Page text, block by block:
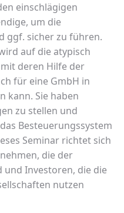
einschlägigen
um die
ggf. sicher zu führen.
auf die atypisch
deren Hilfe der
für eine GmbH in
kann. Sie haben
zu stellen und
Besteuerungssystem
Seminar richtet sich
die der
und Investoren, die die
nutzen